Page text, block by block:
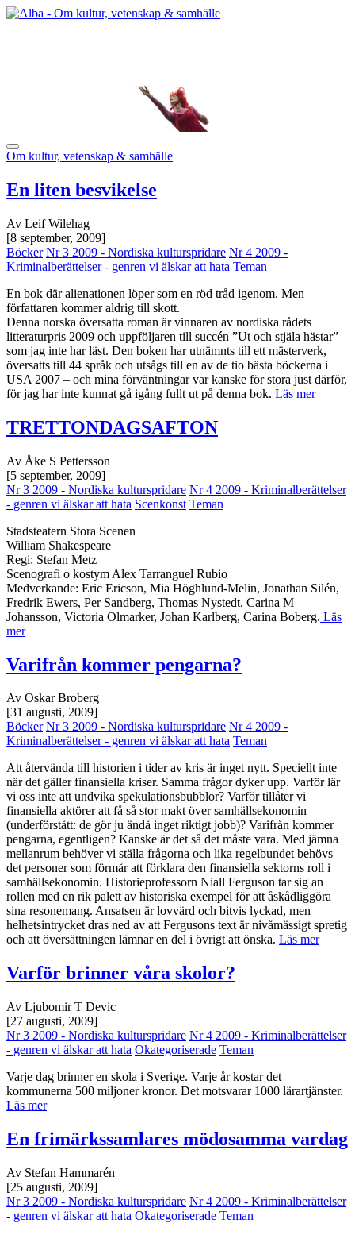
Om kultur, vetenskap & samhälle
En liten besvikelse
Av Leif Wilehag
[8 september, 2009]
Böcker Nr 3 2009 - Nordiska kulturspridare Nr 4 2009 -
Kriminalberättelser - genren vi älskar att hata Teman
En bok där alienationen löper som en röd tråd igenom. Men
författaren kommer aldrig till skott.
Denna norska översatta roman är vinnaren av nordiska rådets
litteraturpris 2009 och uppföljaren till succén ”Ut och stjäla hästar” –
som jag inte har läst. Den boken har utnämnts till ett mästerverk,
översatts till 44 språk och utsågs till en av de tio bästa böckerna i
USA 2007 – och mina förväntningar var kanske för stora just därför,
för jag har inte kunnat gå igång fullt ut på denna bok. Läs mer
TRETTONDAGSAFTON
Av Åke S Pettersson
[5 september, 2009]
Nr 3 2009 - Nordiska kulturspridare Nr 4 2009 - Kriminalberättelser
- genren vi älskar att hata Scenkonst Teman
Stadsteatern Stora Scenen
William Shakespeare
Regi: Stefan Metz
Scenografi o kostym Alex Tarranguel Rubio
Medverkande: Eric Ericson, Mia Höghlund-Melin, Jonathan Silén,
Fredrik Ewers, Per Sandberg, Thomas Nystedt, Carina M
Johansson, Victoria Olmarker, Johan Karlberg, Carina Boberg. Läs
mer
Varifrån kommer pengarna?
Av Oskar Broberg
[31 augusti, 2009]
Böcker Nr 3 2009 - Nordiska kulturspridare Nr 4 2009 -
Kriminalberättelser - genren vi älskar att hata Teman
Att återvända till historien i tider av kris är inget nytt. Speciellt inte
när det gäller finansiella kriser. Samma frågor dyker upp. Varför lär
vi oss inte att undvika spekulationsbubblor? Varför tillåter vi
finansiella aktörer att få så stor makt över samhällsekonomin
(underförstått: de gör ju ändå inget riktigt jobb)? Varifrån kommer
pengarna, egentligen? Kanske är det så det måste vara. Med jämna
mellanrum behöver vi ställa frågorna och lika regelbundet behövs
det personer som förmår att förklara den finansiella sektorns roll i
samhällsekonomin. Historieprofessorn Niall Ferguson tar sig an
rollen med en rik palett av historiska exempel för att åskådliggöra
sina resonemang. Ansatsen är lovvärd och bitvis lyckad, men
helhetsintrycket dras ned av att Fergusons text är nivåmässigt spretig
och att översättningen lämnar en del i övrigt att önska. Läs mer
Varför brinner våra skolor?
Av Ljubomir T Devic
[27 augusti, 2009]
Nr 3 2009 - Nordiska kulturspridare Nr 4 2009 - Kriminalberättelser
- genren vi älskar att hata Okategoriserade Teman
Varje dag brinner en skola i Sverige. Varje år kostar det
kommunerna 500 miljoner kronor. Det motsvarar 1000 lärartjänster.
Läs mer
En frimärkssamlares mödosamma vardag
Av Stefan Hammarén
[25 augusti, 2009]
Nr 3 2009 - Nordiska kulturspridare Nr 4 2009 - Kriminalberättelser
- genren vi älskar att hata Okategoriserade Teman